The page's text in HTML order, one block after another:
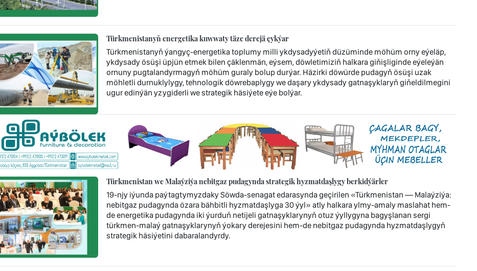
Türkmenistanyň energetika kuwwaty täze derejä çykýar
Türkmenistanyň ýangyç-energetika toplumy milli ykdysadyýetiň düzüminde möhüm orny eýeläp,
ykdysady ösüşi üpjün etmek bilen çäklenmän, eýsem, döwletimiziň halkara giňişliginde eýeleýän
ornuny pugtalandyrmagyň möhüm guraly bolup durýar. Häzirki döwürde pudagyň ösüşi uzak
möhletli durnuklylygy, tehnologik döwrebaplygy we daşary ykdysady gatnaşyklaryň giňeldilmegini
ugur edinýän yzygiderli we strategik häsiýete eýe bolýar.
Türkmenistan we Malaýziýa nebitgaz pudagynda strategik hyzmatdaşlygy berkidýärler
19-njy iýunda paýtagtymyzdaky Söwda-senagat edarasynda geçirilen «Türkmenistan — Malaýziýa:
nebitgaz pudagynda özara bähbitli hyzmatdaşlyga 30 ýyl» atly halkara ylmy-amaly maslahat hem-
de energetika pudagynda iki ýurduň netijeli gatnaşyklarynyň otuz ýyllygyna bagyşlanan sergi
türkmen-malaý gatnaşyklarynyň ýokary derejesini hem-de nebitgaz pudagynda hyzmatdaşlygyň
strategik häsiýetini dabaralandyrdy.